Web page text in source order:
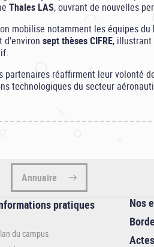
Thales LAS, ouvrant de nouvelles
mobilise notamment les équipes du
d'environ sept thèses CIFRE,
partenaires réaffirment leur
technologiques du secteur
Annuaire
pratiques
du campus
Nos